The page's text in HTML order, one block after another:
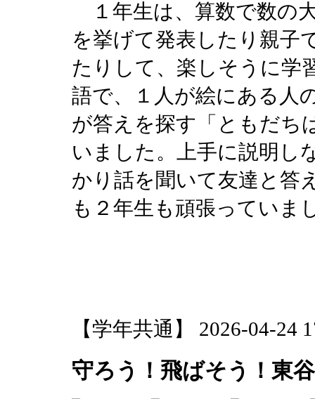
１年生は、算数で数の
を挙げて発表したり親子
たりして、楽しそうに学
語で、１人が絵にある人
が答えを探す「ともだち
いました。上手に説明し
かり話を聞いて友達と答
も２年生も頑張っていま
【学年共通】 2026-04-24
守ろう！飛ばそう！東